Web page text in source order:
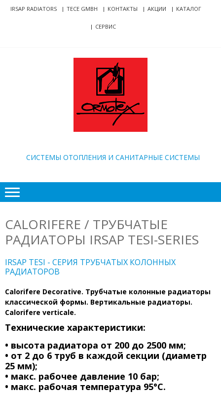
Skip
SkipIRSAP RADIATORS TECE GMBH КОНТАКТЫ АКЦИИ КАТАЛОГ
СЕРВИС
CИСТЕМЫ ОТОПЛЕНИЯ И САНИТАРНЫЕ СИСТЕМЫ
CALORIFERE / ТРУБЧАТЫЕ
РАДИАТОРЫ IRSAP TESI-SERIES
IRSAP TESI - СЕРИЯ ТРУБЧАТЫХ КОЛОННЫХ
РАДИАТОРОВ
Calorifere Decorative. Трубчатые колонные радиаторы
классической формы. Вертикальные радиаторы.
Сalorifere verticale.
Технические характеристики:
• высота радиатора от 200 до 2500 мм;
• от 2 до 6 труб в каждой секции (диаметр
25 мм);
• макс. рабочее давление 10 бар;
• макс. рабочая температура 95°C.